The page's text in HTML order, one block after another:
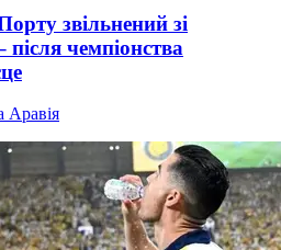
звільнений зі
після чемпіонства
Аравія